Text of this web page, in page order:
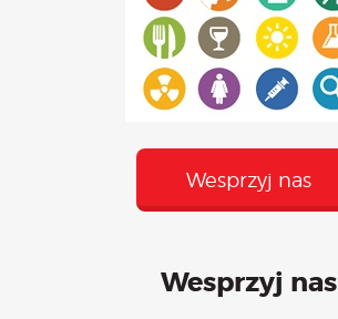
Wesprzyj nas
Wesprzyj nas